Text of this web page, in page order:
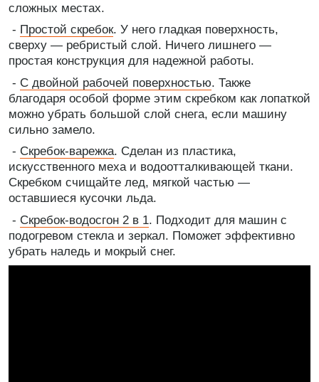
сложных местах.
- Простой скребок. У него гладкая поверхность,
сверху — ребристый слой. Ничего лишнего —
простая конструкция для надежной работы.
- С двойной рабочей поверхностью. Также
благодаря особой форме этим скребком как лопаткой
можно убрать большой слой снега, если машину
сильно замело.
- Скребок-варежка. Сделан из пластика,
искусственного меха и водоотталкивающей ткани.
Скребком счищайте лед, мягкой частью —
оставшиеся кусочки льда.
- Скребок-водосгон 2 в 1. Подходит для машин с
подогревом стекла и зеркал. Поможет эффективно
убрать наледь и мокрый снег.